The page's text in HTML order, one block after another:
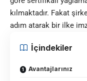
kılmaktadır. Fakat
adım atarak bir ilke
İçindekiler
Avantajlarınız